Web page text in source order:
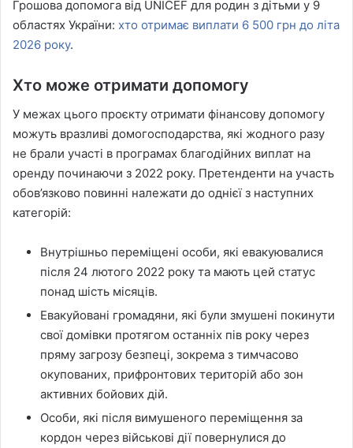
Грошова допомога від UNICEF для родин з дітьми у 9
областях України: хто отримає виплати 6 500 грн до літа
2026 року.
Хто може отримати допомогу
У межах цього проєкту отримати фінансову допомогу
можуть вразливі домогосподарства, які жодного разу
не брали участі в програмах благодійних виплат на
оренду починаючи з 2022 року. Претенденти на участь
обов’язково повинні належати до однієї з наступних
категорій:
Внутрішньо переміщені особи, які евакуювалися
після 24 лютого 2022 року та мають цей статус
понад шість місяців.
Евакуйовані громадяни, які були змушені покинути
свої домівки протягом останніх пів року через
пряму загрозу безпеці, зокрема з тимчасово
окупованих, прифронтових територій або зон
активних бойових дій.
Особи, які після вимушеного переміщення за
кордон через військові дії повернулися до